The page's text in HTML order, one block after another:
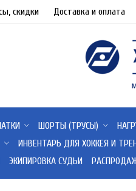
скидки Доставка и оплата
ШОРТЫ (ТРУСЫ)
ИНВЕНТАРЬ ДЛЯ ХОККЕЯ И
ЭКИПИРОВКА СУДЬИ